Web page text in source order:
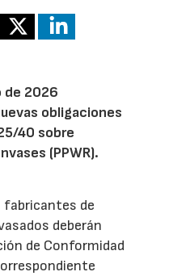
de 2026
obligaciones
40 sobre
(PPWR).
fabricantes de
deberán
de Conformidad